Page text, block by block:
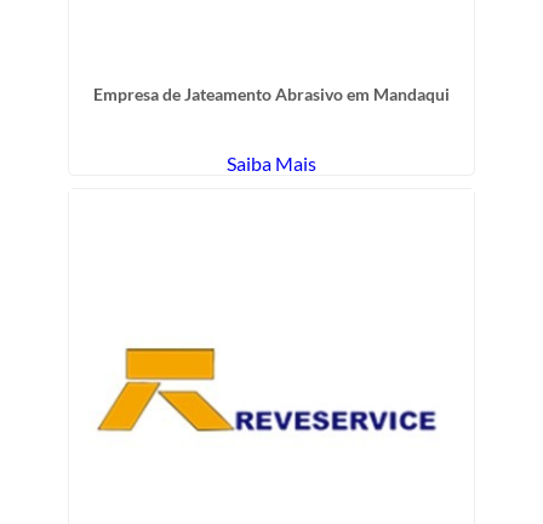
Empresa de Jateamento Abrasivo em Mandaqui
Saiba Mais